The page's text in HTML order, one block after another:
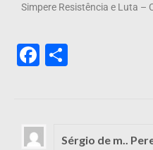
Simpere Resistência e Luta –
Facebook
Sérgio de m..